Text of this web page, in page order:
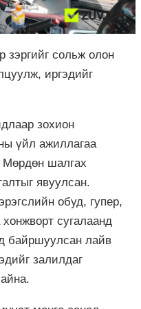
зэргийг сольж олон
иргэдийг
зохион
үйл ажиллагаа
Мөрдөн шалгах
явуулсан.
обуд, гупер,
сугалаанд
байршуулсан лайв
залилдаг